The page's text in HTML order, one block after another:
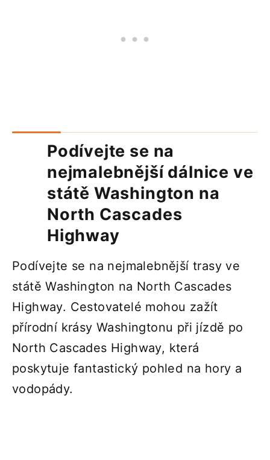
Podívejte se na
nejmalebnější dálnice ve
státě Washington na
North Cascades
Highway
Podívejte se na nejmalebnější trasy ve
státě Washington na North Cascades
Highway. Cestovatelé mohou zažít
přírodní krásy Washingtonu při jízdě po
North Cascades Highway, která
poskytuje fantastický pohled na hory a
vodopády.